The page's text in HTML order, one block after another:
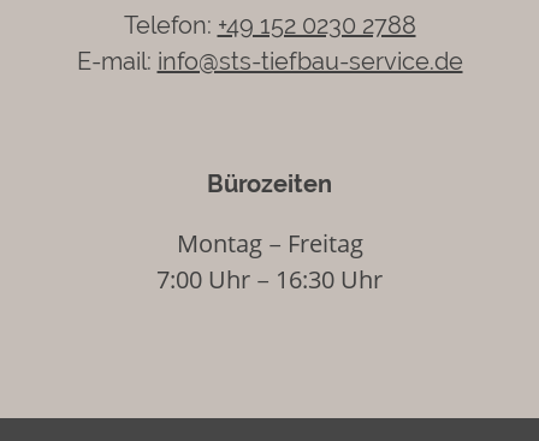
Telefon: +49 152 0230 2788
E-mail: info@sts-tiefbau-service.de
Bürozeiten
Montag – Freitag
7:00 Uhr – 16:30 Uhr